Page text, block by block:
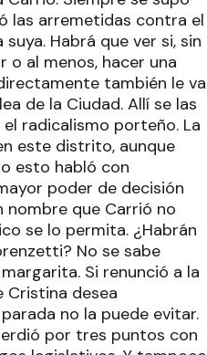
las arremetidas contra el
Habrá que ver si, sin
o al menos, hacer una
también le va
de la Ciudad. Allí se las
radicalismo porteño. La
este distrito, aunque
esto habló con
poder de decisión
nombre que Carrió no
se lo permita. ¿Habrán
No se sabe
Si renunció a la
Cristina desea
no la puede evitar.
por tres puntos con